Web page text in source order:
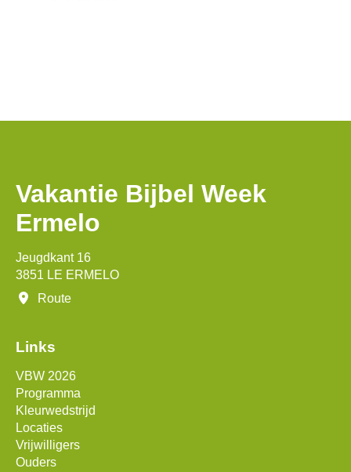
Vakantie Bijbel Week
Ermelo
Jeugdkant 16
3851 LE ERMELO
Route
Links
VBW 2026
Programma
Kleurwedstrijd
Locaties
Vrijwilligers
Ouders